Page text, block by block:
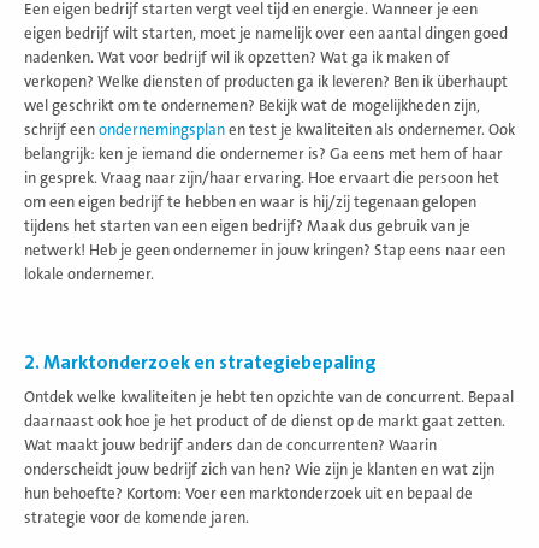
Een eigen bedrijf starten vergt veel tijd en energie. Wanneer je een
eigen bedrijf wilt starten, moet je namelijk over een aantal dingen goed
nadenken. Wat voor bedrijf wil ik opzetten? Wat ga ik maken of
verkopen? Welke diensten of producten ga ik leveren? Ben ik überhaupt
wel geschrikt om te ondernemen? Bekijk wat de mogelijkheden zijn,
schrijf een ondernemingsplan en test je kwaliteiten als ondernemer. Ook
belangrijk: ken je iemand die ondernemer is? Ga eens met hem of haar
in gesprek. Vraag naar zijn/haar ervaring. Hoe ervaart die persoon het
om een eigen bedrijf te hebben en waar is hij/zij tegenaan gelopen
tijdens het starten van een eigen bedrijf? Maak dus gebruik van je
netwerk! Heb je geen ondernemer in jouw kringen? Stap eens naar een
lokale ondernemer.
2. Marktonderzoek en strategiebepaling
Ontdek welke kwaliteiten je hebt ten opzichte van de concurrent. Bepaal
daarnaast ook hoe je het product of de dienst op de markt gaat zetten.
Wat maakt jouw bedrijf anders dan de concurrenten? Waarin
onderscheidt jouw bedrijf zich van hen? Wie zijn je klanten en wat zijn
hun behoefte? Kortom: Voer een marktonderzoek uit en bepaal de
strategie voor de komende jaren.